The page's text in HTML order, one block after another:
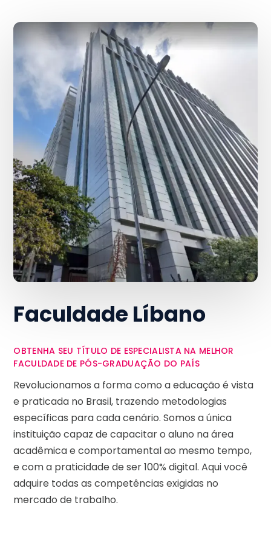
Faculdade Líbano
OBTENHA SEU TÍTULO DE ESPECIALISTA NA MELHOR
FACULDADE DE PÓS-GRADUAÇÃO DO PAÍS
Revolucionamos a forma como a educação é vista
e praticada no Brasil, trazendo metodologias
específicas para cada cenário. Somos a única
instituição capaz de capacitar o aluno na área
acadêmica e comportamental ao mesmo tempo,
e com a praticidade de ser 100% digital. Aqui você
adquire todas as competências exigidas no
mercado de trabalho.